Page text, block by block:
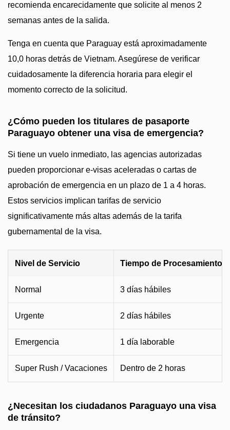
recomienda encarecidamente que solicite al menos 2
semanas antes de la salida.
Tenga en cuenta que Paraguay está aproximadamente
10,0 horas detrás de Vietnam. Asegúrese de verificar
cuidadosamente la diferencia horaria para elegir el
momento correcto de la solicitud.
¿Cómo pueden los titulares de pasaporte
Paraguayo obtener una visa de emergencia?
Si tiene un vuelo inmediato, las agencias autorizadas
pueden proporcionar e-visas aceleradas o cartas de
aprobación de emergencia en un plazo de 1 a 4 horas.
Estos servicios implican tarifas de servicio
significativamente más altas además de la tarifa
gubernamental de la visa.
Nivel de Servicio Tiempo de Procesamiento
Normal 3 días hábiles
Urgente 2 días hábiles
Emergencia 1 día laborable
Super Rush / Vacaciones Dentro de 2 horas
¿Necesitan los ciudadanos Paraguayo una visa
de tránsito?